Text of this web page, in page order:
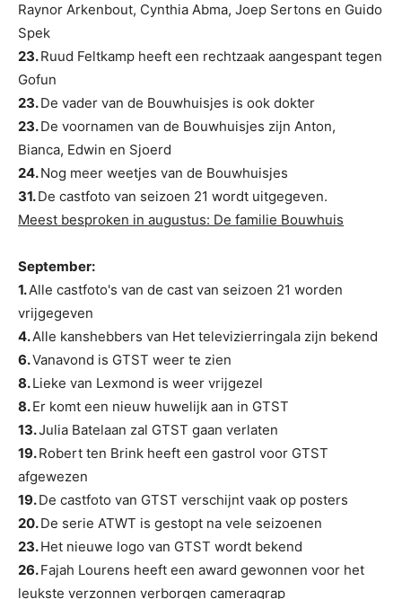
Raynor Arkenbout, Cynthia Abma, Joep Sertons en Guido
Spek
23.Ruud Feltkamp heeft een rechtzaak aangespant tegen
Gofun
23.De vader van de Bouwhuisjes is ook dokter
23.De voornamen van de Bouwhuisjes zijn Anton,
Bianca, Edwin en Sjoerd
24.Nog meer weetjes van de Bouwhuisjes
31.De castfoto van seizoen 21 wordt uitgegeven.
Meest besproken in augustus: De familie Bouwhuis
September:
1.Alle castfoto's van de cast van seizoen 21 worden
vrijgegeven
4.Alle kanshebbers van Het televizierringala zijn bekend
6.Vanavond is GTST weer te zien
8.Lieke van Lexmond is weer vrijgezel
8.Er komt een nieuw huwelijk aan in GTST
13.Julia Batelaan zal GTST gaan verlaten
19.Robert ten Brink heeft een gastrol voor GTST
afgewezen
19.De castfoto van GTST verschijnt vaak op posters
20.De serie ATWT is gestopt na vele seizoenen
23.Het nieuwe logo van GTST wordt bekend
26.Fajah Lourens heeft een award gewonnen voor het
leukste verzonnen verborgen cameragrap